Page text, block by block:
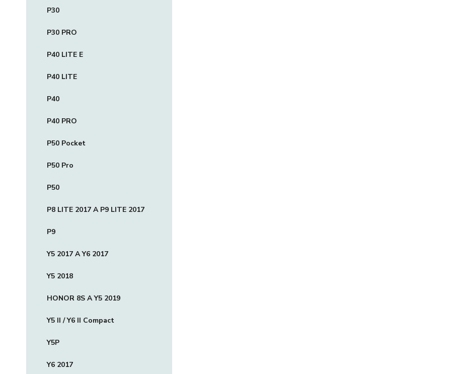
P30
P30 PRO
P40 LITE E
P40 LITE
P40
P40 PRO
P50 Pocket
P50 Pro
P50
P8 LITE 2017 A P9 LITE 2017
P9
Y5 2017 A Y6 2017
Y5 2018
HONOR 8S A Y5 2019
Y5 II / Y6 II Compact
Y5P
Y6 2017